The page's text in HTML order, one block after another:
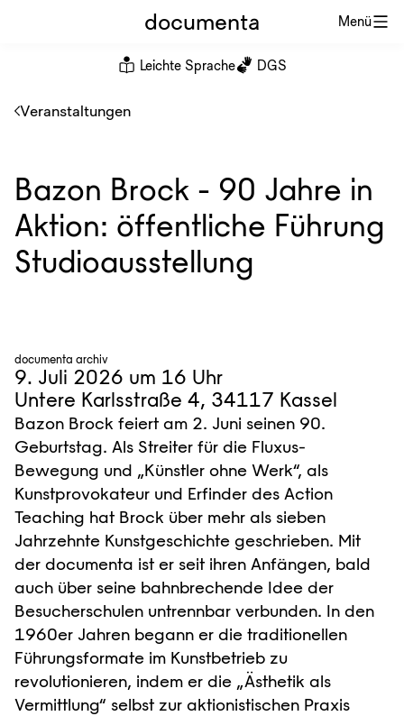
Menü
documenta
Leichte Sprache DGS
Veranstaltungen
Bazon Brock - 90 Jahre in
Aktion: öffentliche Führung
Studioausstellung
documenta archiv
9. Juli 2026 um 16 Uhr
Untere Karlsstraße 4, 34117 Kassel
Bazon Brock feiert am 2. Juni seinen 90.
Geburtstag. Als Streiter für die Fluxus-
Bewegung und „Künstler ohne Werk“, als
Kunstprovokateur und Erfinder des Action
Teaching hat Brock über mehr als sieben
Jahrzehnte Kunstgeschichte geschrieben. Mit
der documenta ist er seit ihren Anfängen, bald
auch über seine bahnbrechende Idee der
Besucherschulen untrennbar verbunden. In den
1960er Jahren begann er die traditionellen
Führungsformate im Kunstbetrieb zu
revolutionieren, indem er die „Ästhetik als
Vermittlung“ selbst zur aktionistischen Praxis